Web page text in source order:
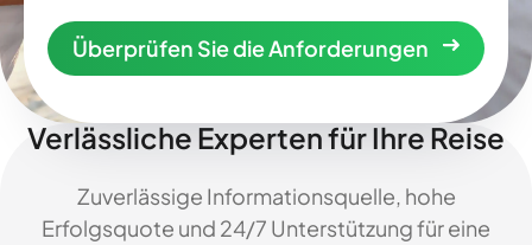
Überprüfen Sie die Anforderungen
Verlässliche Experten für Ihre Reise
Zuverlässige Informationsquelle, hohe
Erfolgsquote und 24/7 Unterstützung für eine